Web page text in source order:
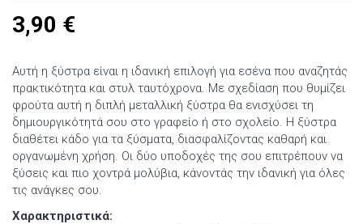
3,90 €
Αυτή η ξύστρα είναι η ιδανική επιλογή για εσένα που αναζητάς
πρακτικότητα και στυλ ταυτόχρονα. Με σχεδίαση που θυμίζει
φρούτα αυτή η διπλή μεταλλική ξύστρα θα ενισχύσει τη
δημιουργικότητά σου στο γραφείο ή στο σχολείο. Η ξύστρα
διαθέτει κάδο για τα ξύσματα, διασφαλίζοντας καθαρή και
οργανωμένη χρήση. Οι δύο υποδοχές της σου επιτρέπουν να
ξύσεις και πιο χοντρά μολύβια, κάνοντάς την ιδανική για όλες
τις ανάγκες σου.
Χαρακτηριστικά: